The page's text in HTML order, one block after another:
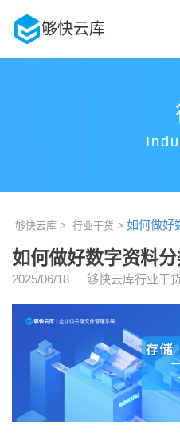
够快云库
够快云库 > 行业干货 > 如何做好
如何做好数字资料分
2025/06/18 够快云库行业干